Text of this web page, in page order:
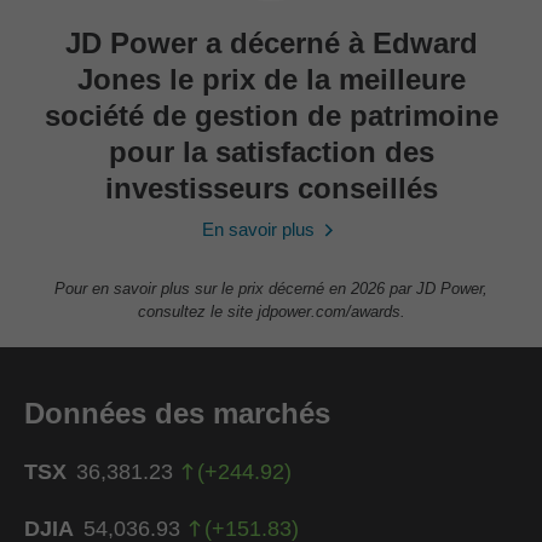
JD Power a décerné à Edward
Jones le prix de la meilleure
société de gestion de patrimoine
pour la satisfaction des
investisseurs conseillés
En savoir plus
Pour en savoir plus sur le prix décerné en 2026 par JD Power,
consultez le site jdpower.com/awards.
Données des marchés
TSX 36,381.23 (+244.92)
DJIA 54,036.93 (+151.83)